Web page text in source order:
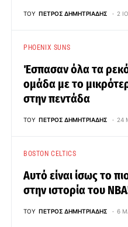
ΤΟΥ ΠΈΤΡΟΣ ΔΗΜΗΤΡΙΆΔΗΣ 2
PHOENIX SUNS
Έσπασαν όλα τα
ομάδα με το
στην πεντάδα
ΤΟΥ ΠΈΤΡΟΣ ΔΗΜΗΤΡΙΆΔΗΣ 24
BOSTON CELTICS
Αυτό είναι ίσως το
στην ιστορία του
ΤΟΥ ΠΈΤΡΟΣ ΔΗΜΗΤΡΙΆΔΗΣ 6